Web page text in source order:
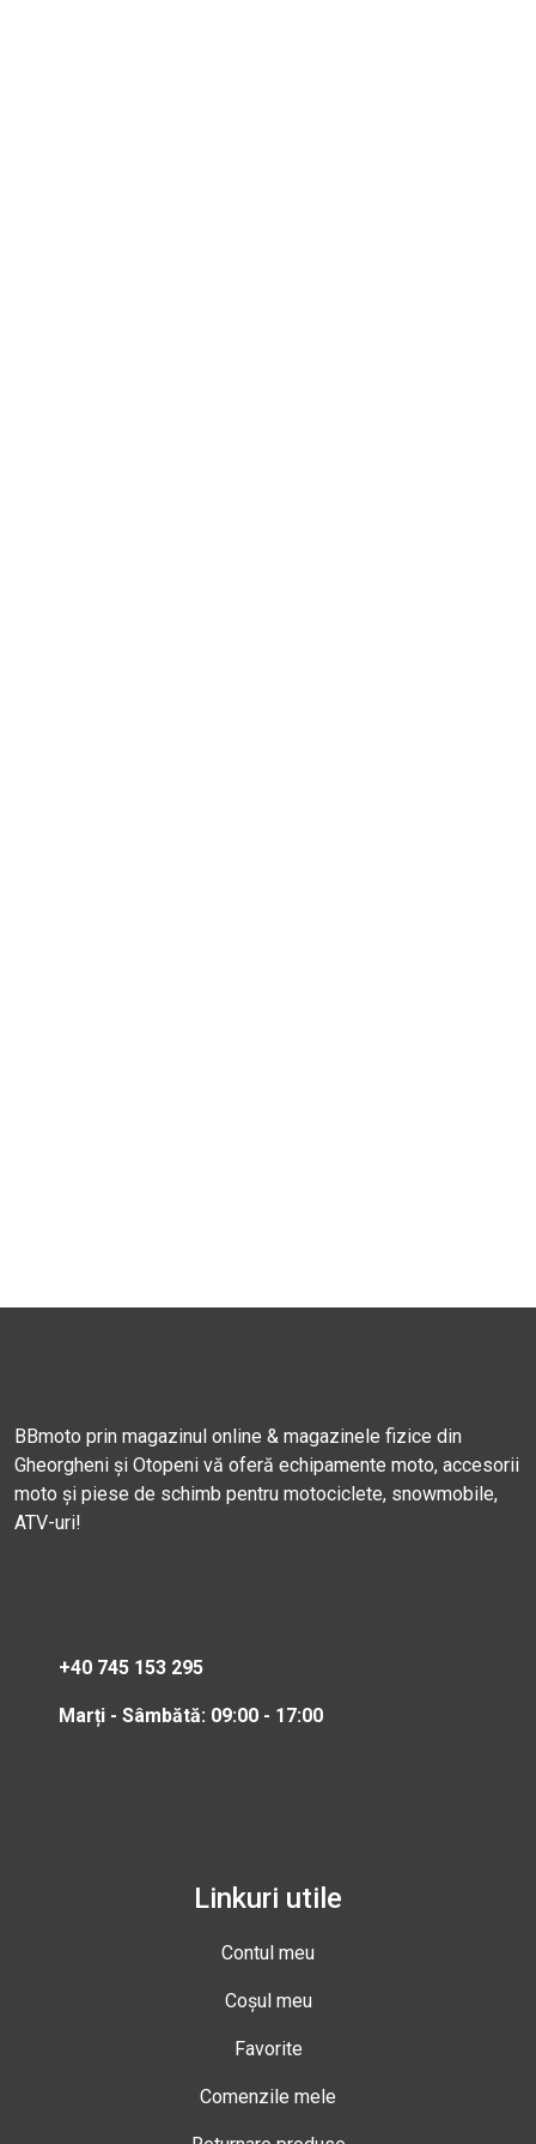
BBmoto prin magazinul online & magazinele fizice din
Gheorgheni și Otopeni vă oferă echipamente moto, accesorii
moto și piese de schimb pentru motociclete, snowmobile,
ATV-uri!
+40 745 153 295
Marți - Sâmbătă: 09:00 - 17:00
Linkuri utile
Contul meu
Coșul meu
Favorite
Comenzile mele